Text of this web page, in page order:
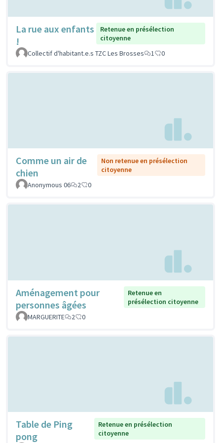
La rue aux enfants
!
Retenue en présélection
citoyenne
Collectif d'habitant.e.s TZC Les Brosses
1 0
Comme un air de
chien
Non retenue en présélection
citoyenne
Anonymous 06
2 0
Aménagement pour
personnes âgées
Retenue en
présélection citoyenne
MARGUERITE
2 0
Table de Ping
pong
Retenue en présélection
citoyenne